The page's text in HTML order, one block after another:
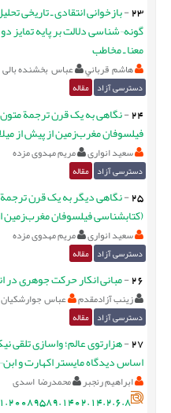
23
-بازخوانی انتقادی ـ تاریخی
گونه¬شناسی دلالت بر پایه تمایز دو
معنا ـ مخاطب
هاشم قرباني عباس بخشنده بالی
دسترسی آزاد مقاله
24
-نگاهی به یک قرن ترجمة متون
فيلسوفان مغرب‌زمین از پیش از
سعید انواری مریم مهدوی مزده
دسترسی آزاد مقاله
25
-نگاهی ديگر به یک قرن ترجمة
(کتابشناسی فيلسوفان مغرب‌زمین
سعید انواری مریم مهدوی مزده
دسترسی آزاد مقاله
26
-مبانی انکار حرکت جوهری در
زینب آزادمقدم عباس جوارشکیان
دسترسی آزاد مقاله
27
-هزارتوی عالم؛ واسازی تلقی
اساس دیدگاه مایستر اکهارت و
ابراهیم رنجبر محمدرضا اسدی